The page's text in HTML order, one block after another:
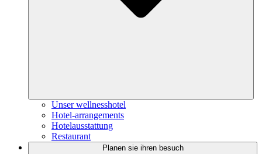
Unser wellnesshotel
Hotel-arrangements
Hotelausstattung
Restaurant
Planen sie ihren besuch